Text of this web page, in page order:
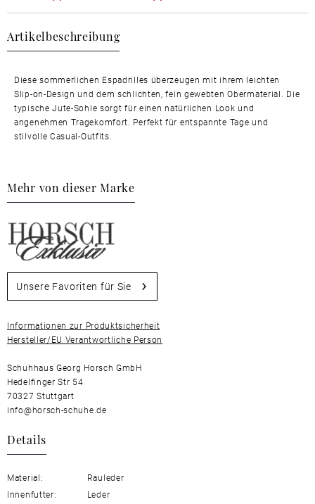
Artikelbeschreibung
Diese sommerlichen Espadrilles überzeugen mit ihrem leichten
Slip-on-Design und dem schlichten, fein gewebten Obermaterial. Die
typische Jute-Sohle sorgt für einen natürlichen Look und
angenehmen Tragekomfort. Perfekt für entspannte Tage und
stilvolle Casual-Outfits.
Mehr von dieser Marke
Unsere Favoriten für Sie
Informationen zur Produktsicherheit
Hersteller/EU Verantwortliche Person
Schuhhaus Georg Horsch GmbH
Hedelfinger Str 54
70327 Stuttgart
info@horsch-schuhe.de
Details
Material:
Rauleder
Innenfutter:
Leder